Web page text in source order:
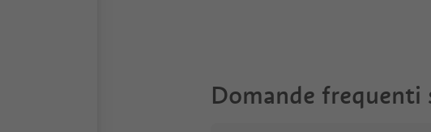
Domande frequenti